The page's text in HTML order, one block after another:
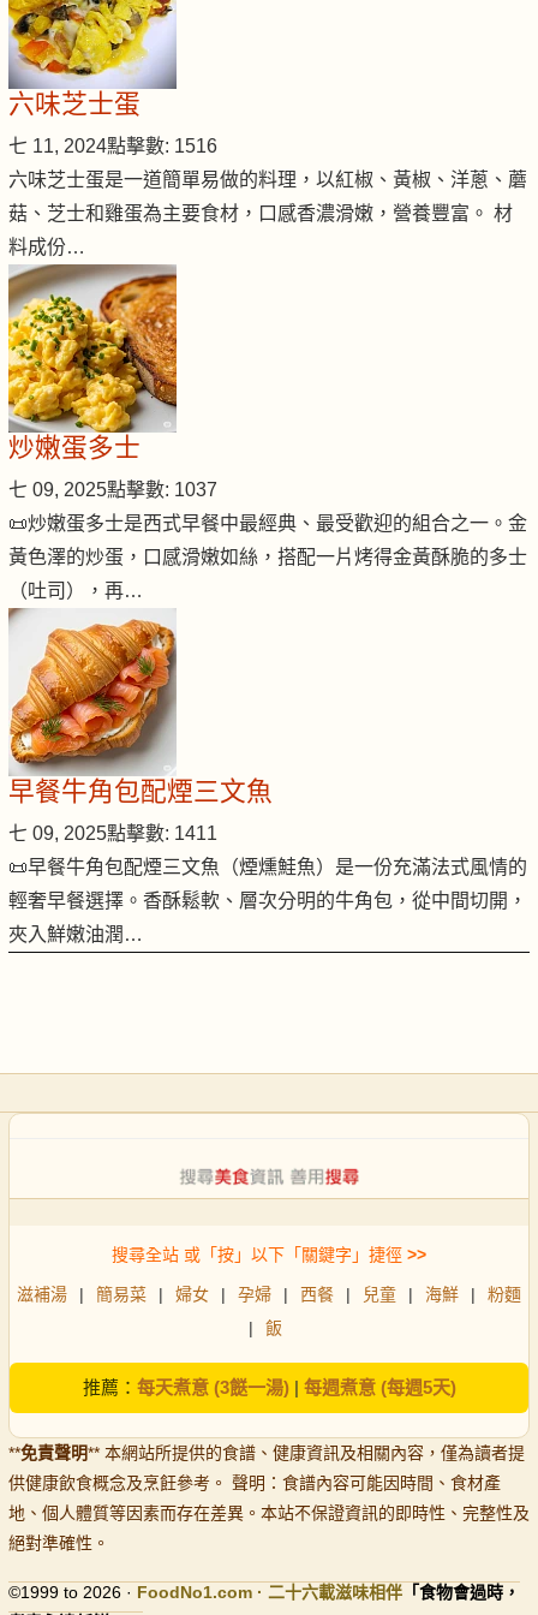
六味芝士蛋
七 11, 2024點擊數: 1516
六味芝士蛋是一道簡單易做的料理，以紅椒、黃椒、洋蔥、蘑
菇、芝士和雞蛋為主要食材，口感香濃滑嫩，營養豐富。 材
料成份…
炒嫩蛋多士
七 09, 2025點擊數: 1037
📜炒嫩蛋多士是西式早餐中最經典、最受歡迎的組合之一。金
黃色澤的炒蛋，口感滑嫩如絲，搭配一片烤得金黃酥脆的多士
（吐司），再…
早餐牛角包配煙三文魚
七 09, 2025點擊數: 1411
📜早餐牛角包配煙三文魚（煙燻鮭魚）是一份充滿法式風情的
輕奢早餐選擇。香酥鬆軟、層次分明的牛角包，從中間切開，
夾入鮮嫩油潤…
搜尋全站 或「按」以下「關鍵字」捷徑 >>
滋補湯 | 簡易菜 | 婦女 | 孕婦 | 西餐 | 兒童 | 海鮮 |
粉麵
|
飯
推薦： 每天煮意 (3餸一湯)| 每週煮意 (每週5天)
**免責聲明** 本網站所提供的食譜、健康資訊及相關內容，僅為讀者提
供健康飲食概念及烹飪參考。 聲明：食譜內容可能因時間、食材產
地、個人體質等因素而存在差異。本站不保證資訊的即時性、完整性及
絕對準確性。
©1999 to 2026 · FoodNo1.com · 二十六載滋味相伴 「食物會過時，